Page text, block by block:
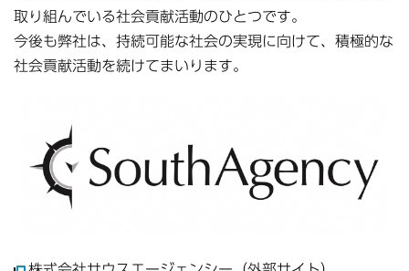
取り組んでいる社会貢献活動のひとつです。
今後も弊社は、持続可能な社会の実現に向けて、積極的な
社会貢献活動を続けてまいります。